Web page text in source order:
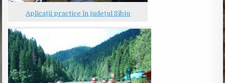
Aplicații practice în județul Sibiu